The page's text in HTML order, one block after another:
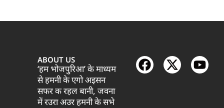
ABOUT US
‘हम भोजपुरिआ’ के माध्यम
से हमनी के एगो अइसन
सफर क रहल बानी, जवना
में रउरा अउर हमनी के सभे